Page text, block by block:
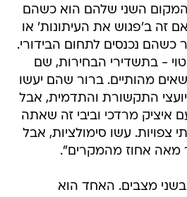
השני שלהם הוא כשהם
זה ב'פגוש את העיתונות' או
נכנסים לתחום הבידורי.
- בתשדירי הבחירות, שם
מהותיים. ברור שהם יעשו
התקשורת והתדמית, אבל
איציק מרדכי וביבי זה שאתה
צפויות. עשו סימולציות, אבל
מאה אחוז מהמקרים".
בשני מצבים. האחד הוא